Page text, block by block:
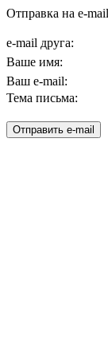
Отправка на e-
e-mail друга:
Ваше имя:
Ваш e-mail:
Тема письма: